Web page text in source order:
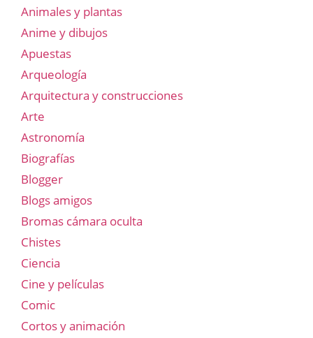
Animales y plantas
Anime y dibujos
Apuestas
Arqueología
Arquitectura y construcciones
Arte
Astronomía
Biografías
Blogger
Blogs amigos
Bromas cámara oculta
Chistes
Ciencia
Cine y películas
Comic
Cortos y animación